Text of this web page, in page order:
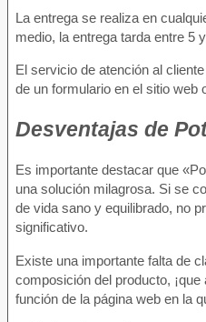
La entrega se realiza en
medio, la entrega tarda entre 5
El servicio de atención al
de un formulario en el sitio web
Desventajas de
Es importante destacar que
una solución milagrosa. Si se
de vida sano y equilibrado, no
significativo.
Existe una importante falta de
composición del producto,
función de la página web en la